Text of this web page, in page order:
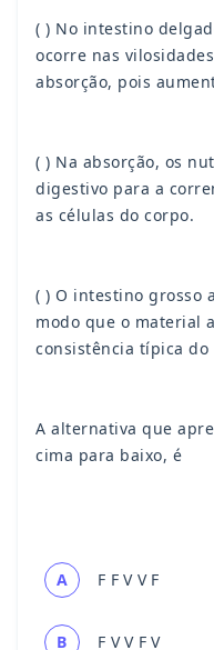
( ) No intestino
ocorre nas
absorção, pois
( ) Na absorção, os
digestivo para a
as células do corpo.
( ) O intestino grosso
modo que o material
consistência típica do
A alternativa que
cima para baixo, é
A F F V V F
B F V V F V